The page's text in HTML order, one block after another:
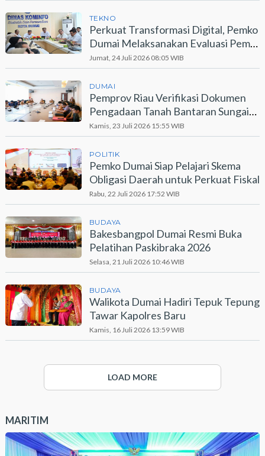
TEKNO
Perkuat Transformasi Digital, Pemko
Dumai Melaksanakan Evaluasi Pemdi
2026
Jumat, 24 Juli 2026 08:05 WIB
DUMAI
Pemprov Riau Verifikasi Dokumen
Pengadaan Tanah Bantaran Sungai
Dumai
Kamis, 23 Juli 2026 15:55 WIB
POLITIK
Pemko Dumai Siap Pelajari Skema
Obligasi Daerah untuk Perkuat Fiskal
Rabu, 22 Juli 2026 17:52 WIB
BUDAYA
Bakesbangpol Dumai Resmi Buka
Pelatihan Paskibraka 2026
Selasa, 21 Juli 2026 10:46 WIB
BUDAYA
Walikota Dumai Hadiri Tepuk Tepung
Tawar Kapolres Baru
Kamis, 16 Juli 2026 13:59 WIB
LOAD MORE
MARITIM